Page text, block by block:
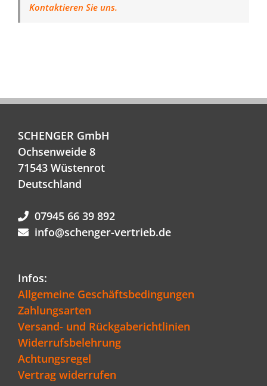
Kontaktieren Sie uns.
SCHENGER GmbH
Ochsenweide 8
71543 Wüstenrot
Deutschland
07945 66 39 892
info@schenger-vertrieb.de
Infos:
Allgemeine Geschäftsbedingungen
Zahlungsarten
Versand- und Rückgaberichtlinien
Widerrufsbelehrung
Achtungsregel
Vertrag widerrufen